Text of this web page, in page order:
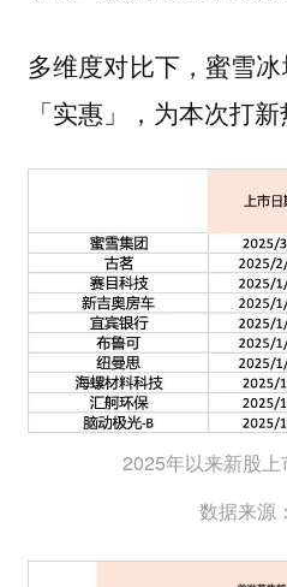
多维度对比下，蜜雪
「实惠」，为本次打新
2025年以来新股
数据来源